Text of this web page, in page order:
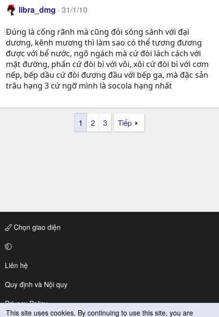
libra_dmg 31/1/10
Đúng là cống rãnh mà cũng đòi sóng sánh với đại
dương, kênh mương thì làm sao có thể tương đương
được với bể nước, ngõ ngách mà cứ đòi lách cách với
mặt đường, phấn cứ đòi bì với vôi, xôi cứ đòi bì với cơm
nếp, bếp dầu cứ đòi đương đầu với bếp ga, mà đặc sản
trâu hạng 3 cứ ngỡ mình là socola hạng nhất
1 2 3 Tiếp
Chọn giao diện
Liên hệ
Quy định và Nội quy
Privacy Policy
This site uses cookies. By continuing to use this site, you are